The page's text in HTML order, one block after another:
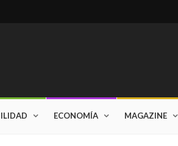
ECONOMÍA MAGAZINE